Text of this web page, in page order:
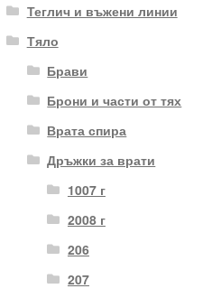
Теглич и въжени линии
Тяло
Брави
Брони и части от тях
Врата спира
Дръжки за врати
1007 г
2008 г
206
207